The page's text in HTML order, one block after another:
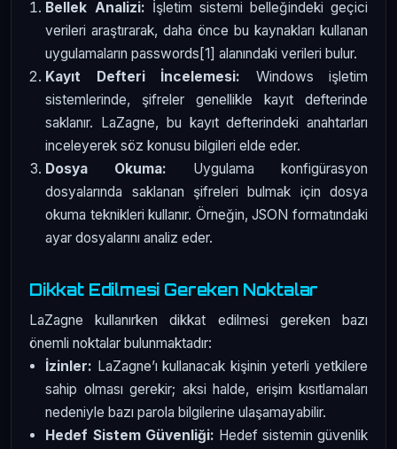
Bellek Analizi: İşletim sistemi belleğindeki geçici
verileri araştırarak, daha önce bu kaynakları kullanan
uygulamaların passwords[1] alanındaki verileri bulur.
Kayıt Defteri İncelemesi: Windows işletim
sistemlerinde, şifreler genellikle kayıt defterinde
saklanır. LaZagne, bu kayıt defterindeki anahtarları
inceleyerek söz konusu bilgileri elde eder.
Dosya Okuma: Uygulama konfigürasyon
dosyalarında saklanan şifreleri bulmak için dosya
okuma teknikleri kullanır. Örneğin, JSON formatındaki
ayar dosyalarını analiz eder.
Dikkat Edilmesi Gereken Noktalar
LaZagne kullanırken dikkat edilmesi gereken bazı
önemli noktalar bulunmaktadır:
İzinler: LaZagne’ı kullanacak kişinin yeterli yetkilere
sahip olması gerekir; aksi halde, erişim kısıtlamaları
nedeniyle bazı parola bilgilerine ulaşamayabilir.
Hedef Sistem Güvenliği: Hedef sistemin güvenlik